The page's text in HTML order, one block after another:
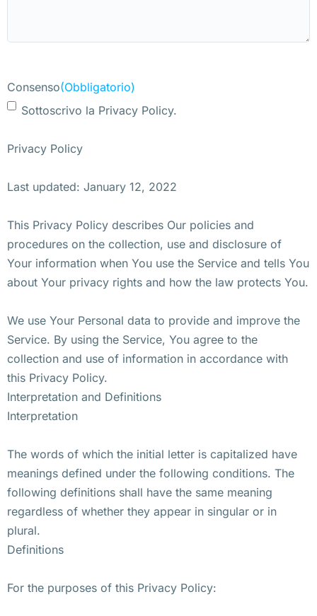
Consenso(Obbligatorio)
Sottoscrivo la Privacy Policy.
Privacy Policy
Last updated: January 12, 2022
This Privacy Policy describes Our policies and
procedures on the collection, use and disclosure of
Your information when You use the Service and tells You
about Your privacy rights and how the law protects You.
We use Your Personal data to provide and improve the
Service. By using the Service, You agree to the
collection and use of information in accordance with
this Privacy Policy.
Interpretation and Definitions
Interpretation
The words of which the initial letter is capitalized have
meanings defined under the following conditions. The
following definitions shall have the same meaning
regardless of whether they appear in singular or in
plural.
Definitions
For the purposes of this Privacy Policy: